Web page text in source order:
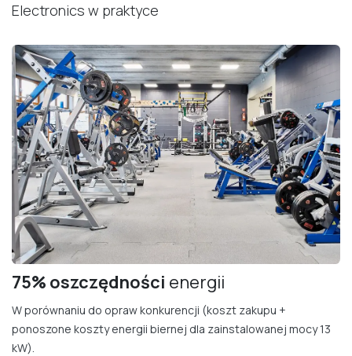
Electronics w praktyce
75% oszczędności energii
W porównaniu do opraw konkurencji (koszt zakupu +
ponoszone koszty energii biernej dla zainstalowanej mocy 13
kW).